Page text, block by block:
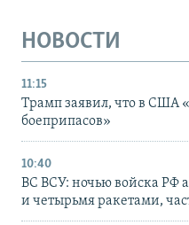
НОВОСТИ
11:15
Трамп заявил, что в США
боеприпасов»
10:40
ВС ВСУ: ночью войска РФ
и четырьмя ракетами,